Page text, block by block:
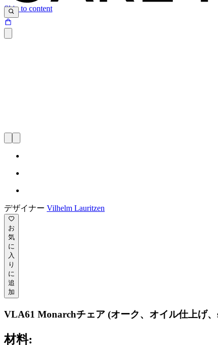
Skip to content
デザイナー Vilhelm Lauritzen
お
気
に
入
り
に
追
加
VLA61 Monarchチェア (オーク、オイル仕上げ
材料: